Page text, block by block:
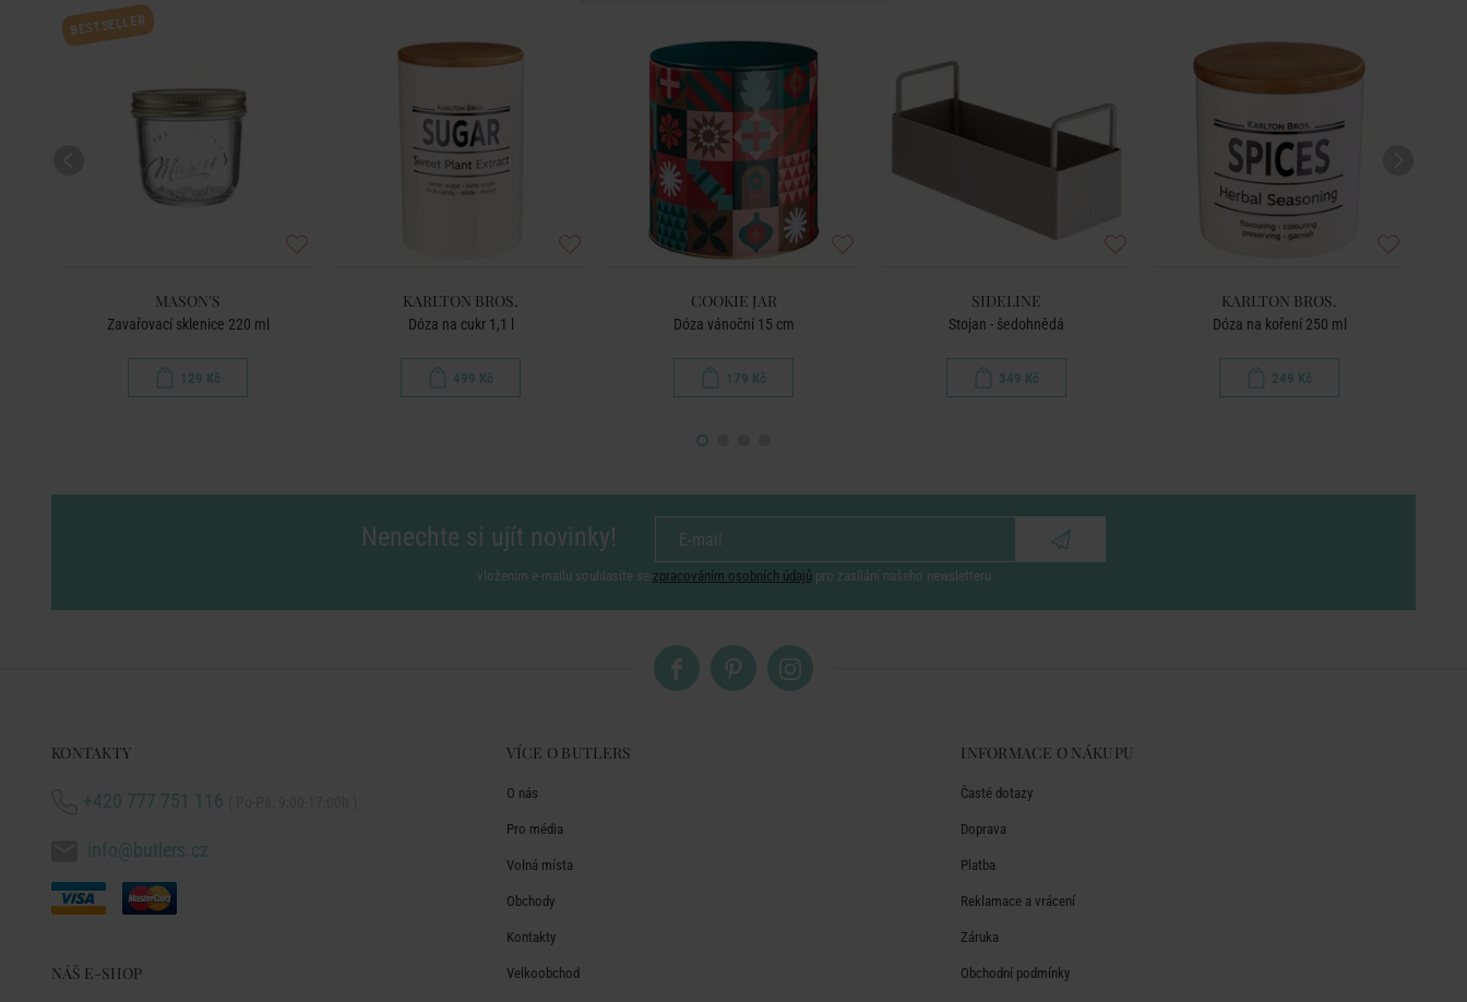
BESTSELLER
MASON'S
Zavařovací sklenice 220 ml
129 Kč
KARLTON BROS.
Dóza na cukr 1,1 l
499 Kč
COOKIE JAR
Dóza vánoční 15 cm
179 Kč
SIDELINE
Stojan - šedohnědá
349 Kč
KARLTON BROS.
Dóza na koření 250 ml
249 Kč
Nenechte si ujít novinky!
vložením e-mailu souhlasíte se zpracováním osobních údajů pro zasílání našeho newsletteru
KONTAKTY
+420 777 751 116
info@butlers.cz
NÁŠ E-SHOP
VÍCE O BUTLERS
O nás
Pro média
Volná místa
Obchody
Kontakty
Velkoobchod
INFORMACE O NÁKUPU
Časté dotazy
Doprava
Platba
Reklamace a vrácení
Záruka
Obchodní podmínky